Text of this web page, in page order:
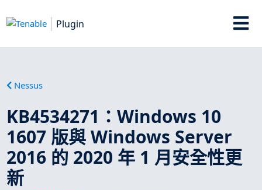
Plugin
Nessus
KB4534271：Windows 10
1607 版與 Windows Server
2016 的 2020 年 1 月安全性更
新